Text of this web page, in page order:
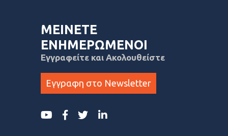
ΜΕΙΝΕΤΕ
ΕΝΗΜΕΡΩΜΕΝΟΙ
Εγγραφείτε και Ακολουθείστε
Εγγραφη στο Newsletter